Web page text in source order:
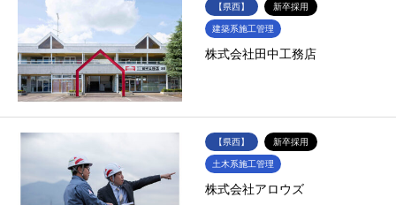
【県西】 新卒採用
建築系施工管理
株式会社田中工務店
【県西】 新卒採用
土木系施工管理
株式会社アロウズ